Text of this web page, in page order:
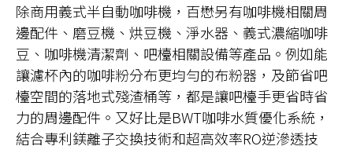
除商用義式半自動咖啡機，百懋另有咖啡機相關周
邊配件、磨豆機、烘豆機、淨水器、義式濃縮咖啡
豆、咖啡機清潔劑、吧檯相關設備等產品。例如能
讓濾杯內的咖啡粉分布更均勻的布粉器，及節省吧
檯空間的落地式殘渣桶等，都是讓吧檯手更省時省
力的周邊配件。又好比是BWT咖啡水質優化系統，
結合專利鎂離子交換技術和超高效率RO逆滲透技